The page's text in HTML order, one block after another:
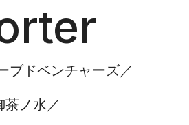
ブドベンチャーズ
茶ノ水